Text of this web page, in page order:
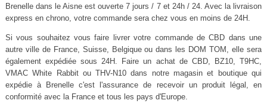
Brenelle dans le Aisne est ouverte 7 jours / 7 et 24h / 24. Avec la livraison
express en chrono, votre commande sera chez vous en moins de 24H.
Si vous souhaitez vous faire livrer votre commande de CBD dans une
autre ville de France, Suisse, Belgique ou dans les DOM TOM, elle sera
également expédiée sous 24H. Faire un achat de CBD, BZ10, T9HC,
VMAC White Rabbit ou THV-N10 dans notre magasin et boutique qui
expédie à Brenelle c'est l'assurance de recevoir un produit légal, en
conformité avec la France et tous les pays d'Europe.